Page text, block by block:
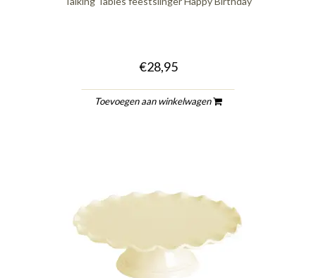
€28,95
Toevoegen aan winkelwagen